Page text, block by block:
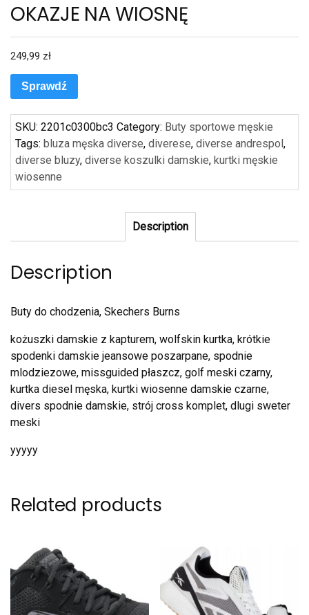
OKAZJE NA WIOSNĘ
249,99 zł
Sprawdź
SKU: 2201c0300bc3 Category: Buty sportowe męskie
Tags: bluza męska diverse, diverese, diverse andrespol ,
diverse bluzy, diverse koszulki damskie, kurtki męskie
wiosenne
Description
Description
Buty do chodzenia, Skechers Burns
kożuszki damskie z kapturem, wolfskin kurtka, krótkie
spodenki damskie jeansowe poszarpane, spodnie
mlodziezowe, missguided płaszcz, golf meski czarny,
kurtka diesel męska, kurtki wiosenne damskie czarne,
divers spodnie damskie, strój cross komplet, dlugi sweter
meski
yyyyy
Related products